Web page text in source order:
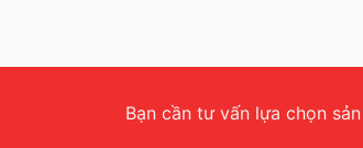
Bạn cần tư vấn lựa chọn